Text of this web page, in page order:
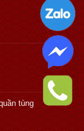
tùng